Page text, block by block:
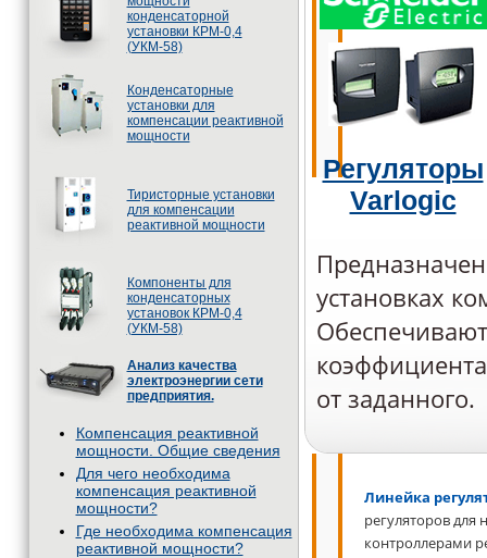
конденсаторной
установки КРМ-0,4
(УКМ-58)
Конденсаторные
установки для
компенсации реактивной
мощности
Тиристорные установки
для компенсации
реактивной мощности
Компоненты для
конденсаторных
установок КРМ-0,4
(УКМ-58)
Анализ качества
электроэнергии сети
предприятия.
Компенсация реактивной
мощности. Общие сведения
Для чего необходима
компенсация реактивной
мощности?
Где необходима компенсация
реактивной мощности?
Регуляторы
Varlogic
установках
от заданного.
Линейка
регуляторов
контроллерами